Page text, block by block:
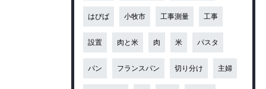
はぴば 小牧市 工事測量 工事
設置 肉と米 肉 米 パスタ
パン フランスパン 切り分け 主婦